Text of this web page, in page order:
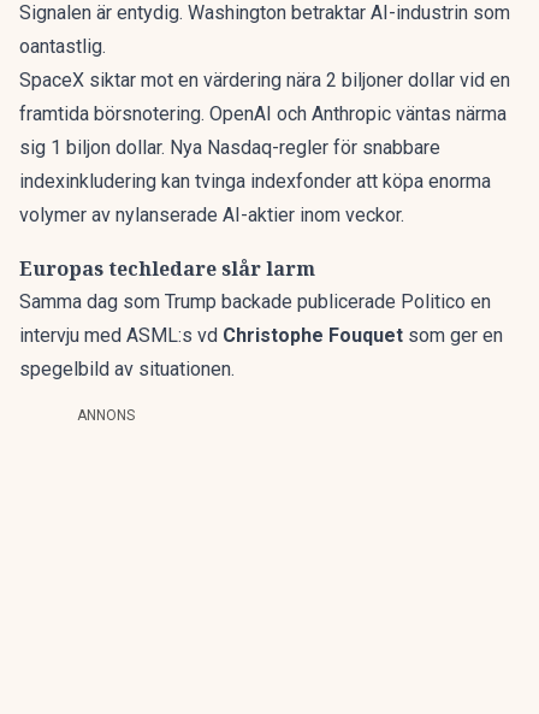
Signalen är entydig. Washington betraktar AI-industrin som
oantastlig.
SpaceX siktar mot en värdering nära 2 biljoner dollar vid en
framtida börsnotering. OpenAI och Anthropic väntas närma
sig 1 biljon dollar. Nya Nasdaq-regler för snabbare
indexinkludering kan tvinga indexfonder att köpa enorma
volymer av nylanserade AI-aktier inom veckor.
Europas techledare slår larm
Samma dag som Trump backade publicerade Politico en
intervju med ASML:s vd Christophe Fouquet som ger en
spegelbild av situationen.
ANNONS